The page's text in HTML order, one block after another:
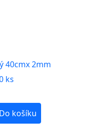
40cmx 2mm
ks
Do košíku